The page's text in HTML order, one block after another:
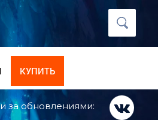
КУПИТЬ
за обновлениями: